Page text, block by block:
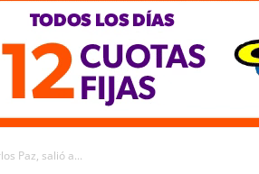
Paz, salió a...